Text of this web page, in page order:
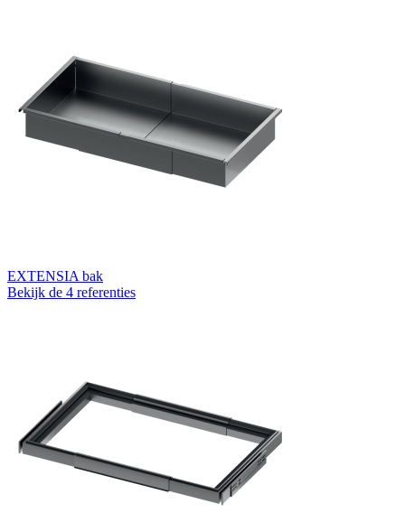
EXTENSIA bak
Bekijk de 4 referenties